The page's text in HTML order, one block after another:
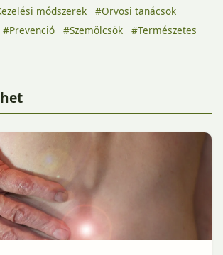
módszerek
#Orvosi tanácsok
#Prevenció #Szemölcsök
#Természetes